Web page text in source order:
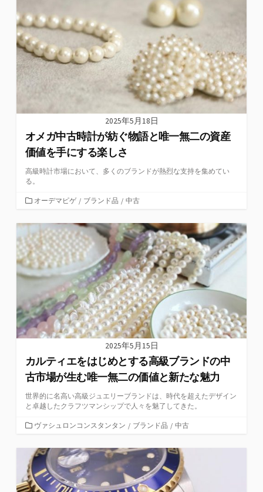
ー
2025年5月18日
オメガ中古時計が紡ぐ物語と唯一無二の資産
価値を手にする楽しさ
高級時計市場において、多くのブランドが熱烈な支持を集めてい
る。
カ
ゴ
リ
ー
オーデマピゲ / ブランド品 / 中古
2025年5月15日
カルティエをはじめとする高級ブランドの中
古市場が生む唯一無二の価値と新たな魅力
世界的に名高い高級ジュエリーブランドは、時代を超えたデザイン
と卓越したクラフツマンシップで人々を魅了してきた。
カ
ゴ
リ
ー
ヴァシュロンコンスタンタン / ブランド品 / 中古